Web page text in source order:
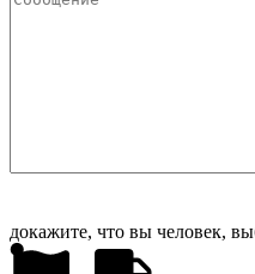
докажите, что вы человек,